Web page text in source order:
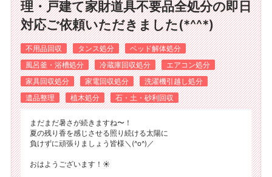
理・戸建て家財道具不要品全処分の即日
対応ご依頼いただきました(*^^*)
不用品回収 タンス処分
ベッド解体処分
風呂釜・浴槽処分
冷蔵庫回収処分
エアコン処分
家具回収処分
家電回収処分
洗濯機引越し処分
遺品整理
植木処分 石・土・砂利回収
まだまだ暑さが続きますね〜！
夏の残り香を感じさせる照り続ける太陽に
負けずに頑張りましょう皆様＼(^o^)／
おはようございます！☀️